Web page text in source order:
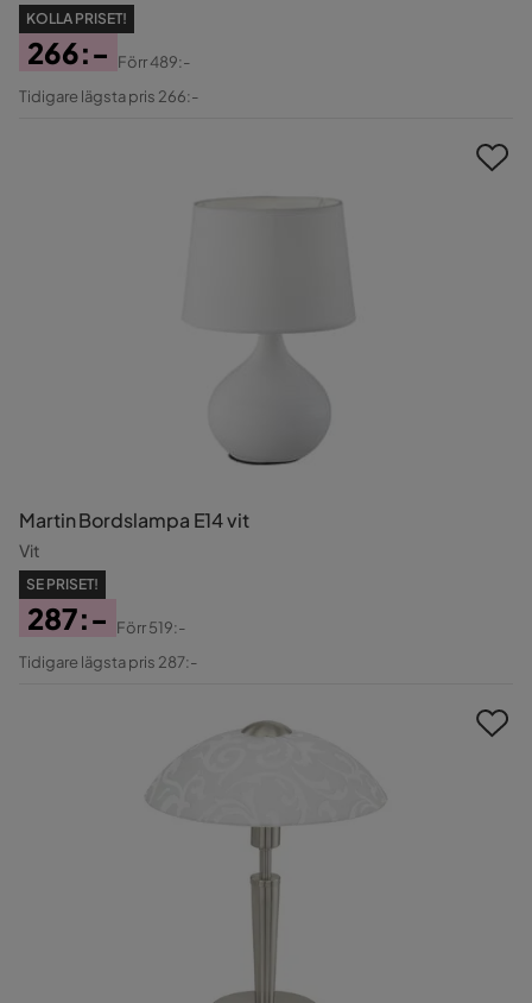
KOLLA PRISET!
Pris
266:-
Original
Förr489:-
Tidigare lägsta pris 266:-
Martin Bordslampa E14 vit
Vit
SE PRISET!
Pris
287:-
Original
Förr519:-
Tidigare lägsta pris 287:-